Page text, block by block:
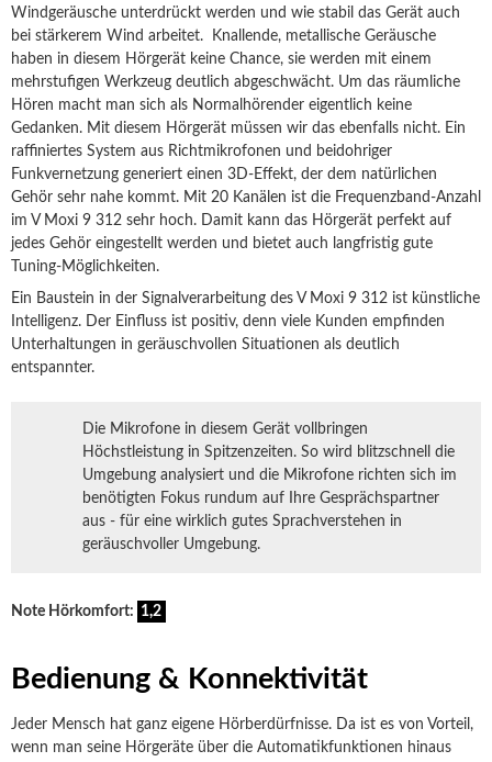
Windgeräusche unterdrückt werden und wie stabil das Gerät auch
bei stärkerem Wind arbeitet. Knallende, metallische Geräusche
haben in diesem Hörgerät keine Chance, sie werden mit einem
mehrstufigen Werkzeug deutlich abgeschwächt. Um das räumliche
Hören macht man sich als Normalhörender eigentlich keine
Gedanken. Mit diesem Hörgerät müssen wir das ebenfalls nicht. Ein
raffiniertes System aus Richtmikrofonen und beidohriger
Funkvernetzung generiert einen 3D-Effekt, der dem natürlichen
Gehör sehr nahe kommt. Mit 20 Kanälen ist die Frequenzband-Anzahl
im V Moxi 9 312 sehr hoch. Damit kann das Hörgerät perfekt auf
jedes Gehör eingestellt werden und bietet auch langfristig gute
Tuning-Möglichkeiten.
Ein Baustein in der Signalverarbeitung des V Moxi 9 312 ist künstliche
Intelligenz. Der Einfluss ist positiv, denn viele Kunden empfinden
Unterhaltungen in geräuschvollen Situationen als deutlich
entspannter.
Die Mikrofone in diesem Gerät vollbringen
Höchstleistung in Spitzenzeiten. So wird blitzschnell die
Umgebung analysiert und die Mikrofone richten sich im
benötigten Fokus rundum auf Ihre Gesprächspartner
aus - für eine wirklich gutes Sprachverstehen in
geräuschvoller Umgebung.
Note Hörkomfort: 1,2
Bedienung & Konnektivität
Jeder Mensch hat ganz eigene Hörberdürfnisse. Da ist es von Vorteil,
wenn man seine Hörgeräte über die Automatikfunktionen hinaus